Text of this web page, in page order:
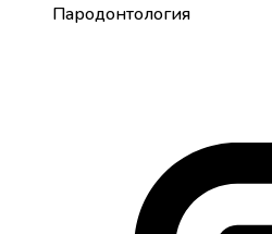
Пародонтология